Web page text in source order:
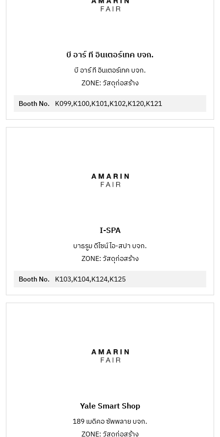
บี อาร์ ที อินเตอร์เทค บจก.
บี อาร์ ที อินเตอร์เทค บจก.
ZONE: วัสดุก่อสร้าง
Booth No. K099,K100,K101,K102,K120,K121
I-SPA
บาธรูม ดีไซน์ ไอ-สปา บจก.
ZONE: วัสดุก่อสร้าง
Booth No. K103,K104,K124,K125
Yale Smart Shop
189 เมดิคอ ซัพพลาย บจก.
ZONE: วัสดุก่อสร้าง